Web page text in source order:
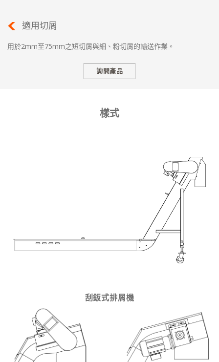
適用切屑
用於2mm至75mm之短切屑與細、粉切屑的輸送作業。
詢問產品
樣式
刮鈑式排屑機